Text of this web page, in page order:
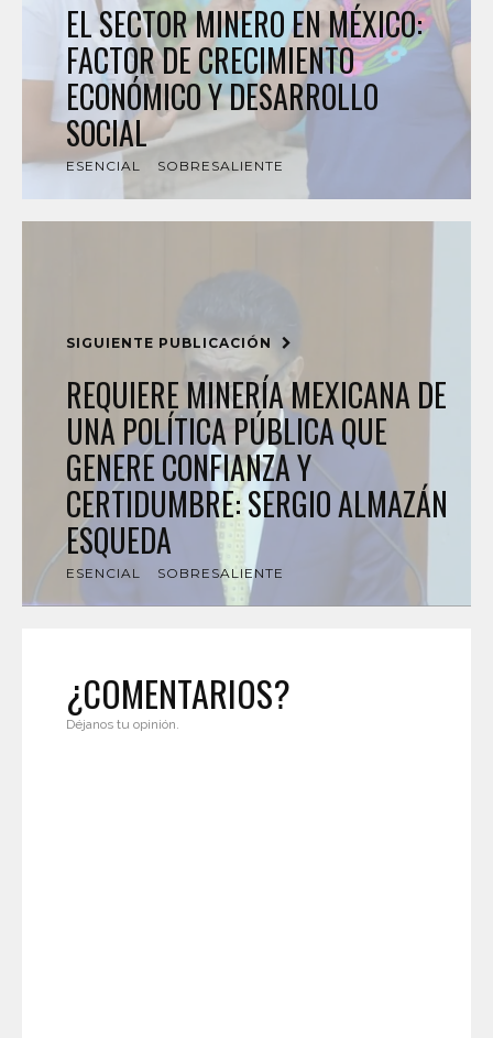
EL SECTOR MINERO EN MÉXICO:
FACTOR DE CRECIMIENTO
ECONÓMICO Y DESARROLLO
SOCIAL
ESENCIAL SOBRESALIENTE
SIGUIENTE PUBLICACIÓN
REQUIERE MINERÍA MEXICANA DE
UNA POLÍTICA PÚBLICA QUE
GENERE CONFIANZA Y
CERTIDUMBRE: SERGIO ALMAZÁN
ESQUEDA
ESENCIAL SOBRESALIENTE
¿COMENTARIOS?
Déjanos tu opinión.